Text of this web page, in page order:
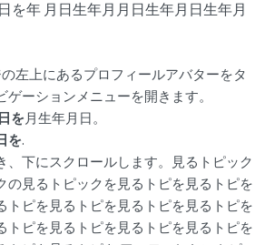
を年 月日生年月月日生年月日生年月
左上にあるプロフィールアバターをタ
ゲーションメニューを開きます。
を月生年月日。
を.
、下にスクロールします。見るトピック
の見るトピックを見るトピを見るトピを
トピを見るトピを見るトピを見るトピを
トピを見るトピを見るトピを見るトピを